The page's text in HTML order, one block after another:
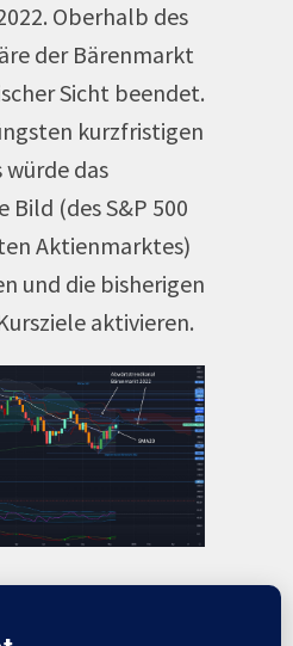
Oberhalb des
der Bärenmarkt
Sicht beendet.
kurzfristigen
das
(des S&P 500
Aktienmarktes)
und die bisherigen
aktivieren.